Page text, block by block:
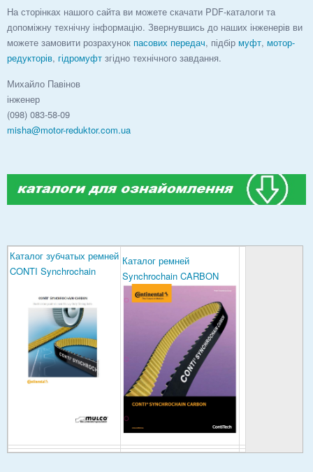
На сторінках нашого сайта ви можете скачати PDF-каталоги та
допоміжну технічну інформацію. Звернувшись до наших інженерів ви
можете замовити розрахунок пасових передач, підбір муфт, мотор-
редукторів, гідромуфт згідно технічного завдання.
Михайло Павінов
інженер
(098) 083-58-09
misha@motor-reduktor.com.ua
Каталог зубчатых ремней
CONTI Synchrochain
Каталог ремней
Synchrochain CARBON